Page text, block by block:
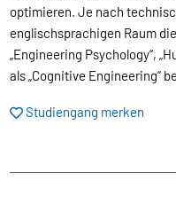
optimieren. Je nach
englischsprachigen Raum
„Engineering Psychology“,
als „Cognitive Engineering“
Studiengang merken